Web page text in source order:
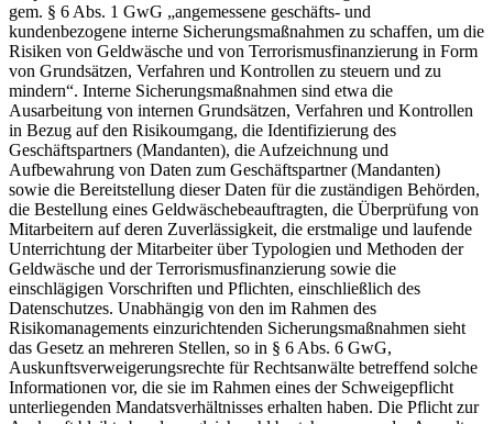
gem. § 6 Abs. 1 GwG „angemessene geschäfts- und
kundenbezogene interne Sicherungsmaßnahmen zu schaffen, um die
Risiken von Geldwäsche und von Terrorismusfinanzierung in Form
von Grundsätzen, Verfahren und Kontrollen zu steuern und zu
mindern“. Interne Sicherungsmaßnahmen sind etwa die
Ausarbeitung von internen Grundsätzen, Verfahren und Kontrollen
in Bezug auf den Risikoumgang, die Identifizierung des
Geschäftspartners (Mandanten), die Aufzeichnung und
Aufbewahrung von Daten zum Geschäftspartner (Mandanten)
sowie die Bereitstellung dieser Daten für die zuständigen Behörden,
die Bestellung eines Geldwäschebeauftragten, die Überprüfung von
Mitarbeitern auf deren Zuverlässigkeit, die erstmalige und laufende
Unterrichtung der Mitarbeiter über Typologien und Methoden der
Geldwäsche und der Terrorismusfinanzierung sowie die
einschlägigen Vorschriften und Pflichten, einschließlich des
Datenschutzes. Unabhängig von den im Rahmen des
Risikomanagements einzurichtenden Sicherungsmaßnahmen sieht
das Gesetz an mehreren Stellen, so in § 6 Abs. 6 GwG,
Auskunftsverweigerungsrechte für Rechtsanwälte betreffend solche
Informationen vor, die sie im Rahmen eines der Schweigepflicht
unterliegenden Mandatsverhältnisses erhalten haben. Die Pflicht zur